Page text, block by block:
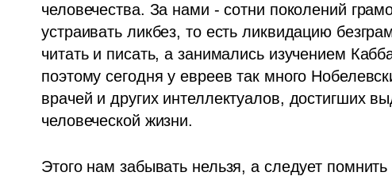
человечества. За нами - сотни поколений
устраивать ликбез, то есть ликвидацию
читать и писать, а занимались изучением
поэтому сегодня у евреев так много
врачей и других интеллектуалов, достигших
человеческой жизни.
Этого нам забывать нельзя, а следует